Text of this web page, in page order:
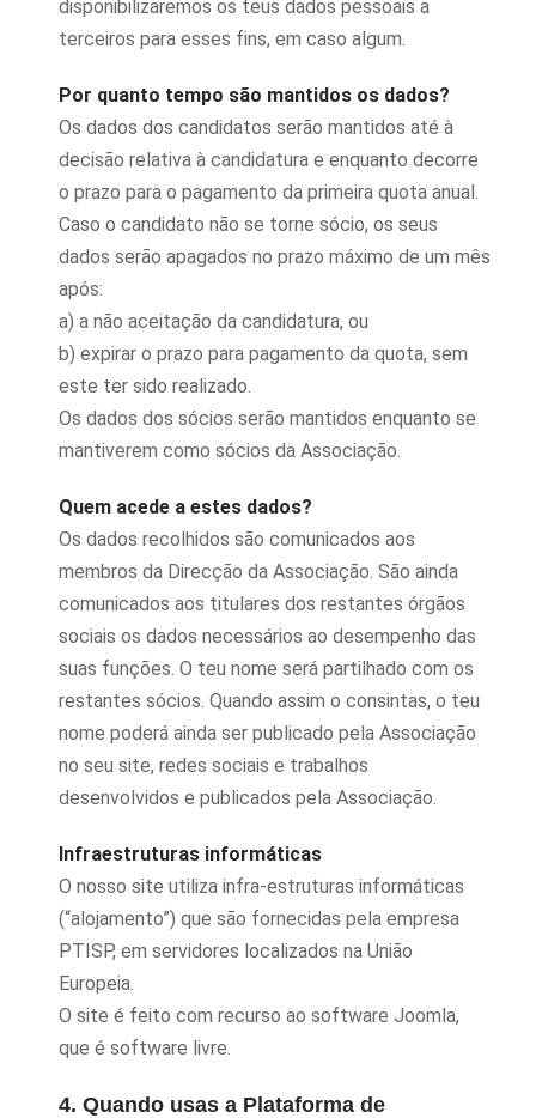
disponibilizaremos os teus dados pessoais a
terceiros para esses fins, em caso algum.
Por quanto tempo são mantidos os dados?
Os dados dos candidatos serão mantidos até à
decisão relativa à candidatura e enquanto decorre
o prazo para o pagamento da primeira quota anual.
Caso o candidato não se torne sócio, os seus
dados serão apagados no prazo máximo de um mês
após:
a) a não aceitação da candidatura, ou
b) expirar o prazo para pagamento da quota, sem
este ter sido realizado.
Os dados dos sócios serão mantidos enquanto se
mantiverem como sócios da Associação.
Quem acede a estes dados?
Os dados recolhidos são comunicados aos
membros da Direcção da Associação. São ainda
comunicados aos titulares dos restantes órgãos
sociais os dados necessários ao desempenho das
suas funções. O teu nome será partilhado com os
restantes sócios. Quando assim o consintas, o teu
nome poderá ainda ser publicado pela Associação
no seu site, redes sociais e trabalhos
desenvolvidos e publicados pela Associação.
Infraestruturas informáticas
O nosso site utiliza infra-estruturas informáticas
(“alojamento”) que são fornecidas pela empresa
PTISP, em servidores localizados na União
Europeia.
O site é feito com recurso ao software Joomla,
que é software livre.
4. Quando usas a Plataforma de